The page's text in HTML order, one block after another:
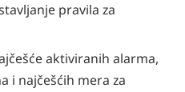
pravila za
aktiviranih alarma,
i najčešćih mera za